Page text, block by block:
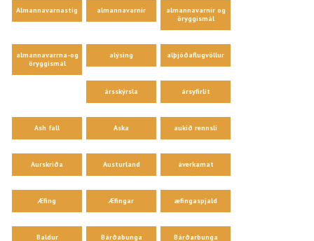
Almannavarnastig almannavarnir
almannavarnir og
öryggismál
almannavarrna-og
öryggismál
alýsing alþjóðaflugvöllur
ársskýrsla ársyfirlit
Ash fall Aska aukið rennsli
Aurskriða Austurland áverkamat
Æfing Æfingar æfingaspjald
Baldur Bárðabunga Bárðarbunga